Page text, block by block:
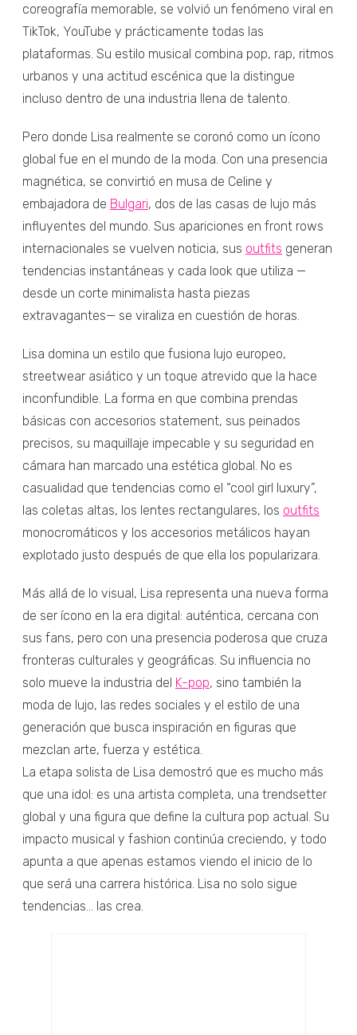
coreografía memorable, se volvió un fenómeno viral en
TikTok, YouTube y prácticamente todas las
plataformas. Su estilo musical combina pop, rap, ritmos
urbanos y una actitud escénica que la distingue
incluso dentro de una industria llena de talento.
Pero donde Lisa realmente se coronó como un ícono
global fue en el mundo de la moda. Con una presencia
magnética, se convirtió en musa de Celine y
embajadora de Bulgari, dos de las casas de lujo más
influyentes del mundo. Sus apariciones en front rows
internacionales se vuelven noticia, sus outfits generan
tendencias instantáneas y cada look que utiliza —
desde un corte minimalista hasta piezas
extravagantes— se viraliza en cuestión de horas.
Lisa domina un estilo que fusiona lujo europeo,
streetwear asiático y un toque atrevido que la hace
inconfundible. La forma en que combina prendas
básicas con accesorios statement, sus peinados
precisos, su maquillaje impecable y su seguridad en
cámara han marcado una estética global. No es
casualidad que tendencias como el “cool girl luxury”,
las coletas altas, los lentes rectangulares, los outfits
monocromáticos y los accesorios metálicos hayan
explotado justo después de que ella los popularizara.
Más allá de lo visual, Lisa representa una nueva forma
de ser ícono en la era digital: auténtica, cercana con
sus fans, pero con una presencia poderosa que cruza
fronteras culturales y geográficas. Su influencia no
solo mueve la industria del K-pop, sino también la
moda de lujo, las redes sociales y el estilo de una
generación que busca inspiración en figuras que
mezclan arte, fuerza y estética.
La etapa solista de Lisa demostró que es mucho más
que una idol: es una artista completa, una trendsetter
global y una figura que define la cultura pop actual. Su
impacto musical y fashion continúa creciendo, y todo
apunta a que apenas estamos viendo el inicio de lo
que será una carrera histórica. Lisa no solo sigue
tendencias… las crea.